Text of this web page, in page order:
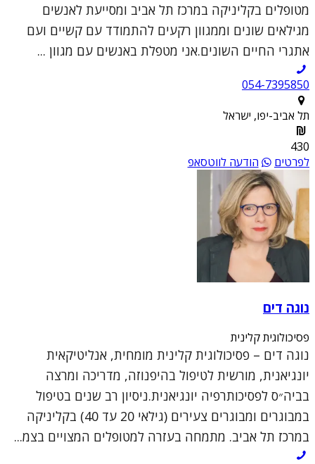
מטופלים בקליניקה במרכז תל אביב ומסייעת לאנשים
מגילאים שונים וממגוון רקעים להתמודד עם קשיים ועם
אתגרי החיים השונים.אני מטפלת באנשים עם מגוון ...
054-7395850
תל אביב-יפו, ישראל
430
לפרטים
הודעה לווטסאפ
נוגה דים
פסיכולוגית קלינית
נוגה דים – פסיכולוגית קלינית מומחית, אנליטיקאית
יונגיאנית, מורשית לטיפול בהיפנוזה, מדריכה ומרצה
בביה״ס לפסיכותרפיה יונגיאנית.ניסיון רב שנים בטיפול
במבוגרים ומבוגרים צעירים (גילאי 20 עד 40) בקליניקה
במרכז תל אביב. מתמחה בעזרה למטופלים המצויים בצמ...